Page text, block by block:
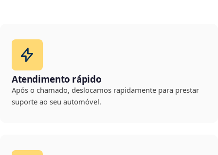
Atendimento rápido
Após o chamado, deslocamos rapidamente para prestar
suporte ao seu automóvel.